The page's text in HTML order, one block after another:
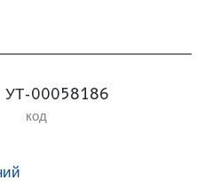
УТ-00058186
код